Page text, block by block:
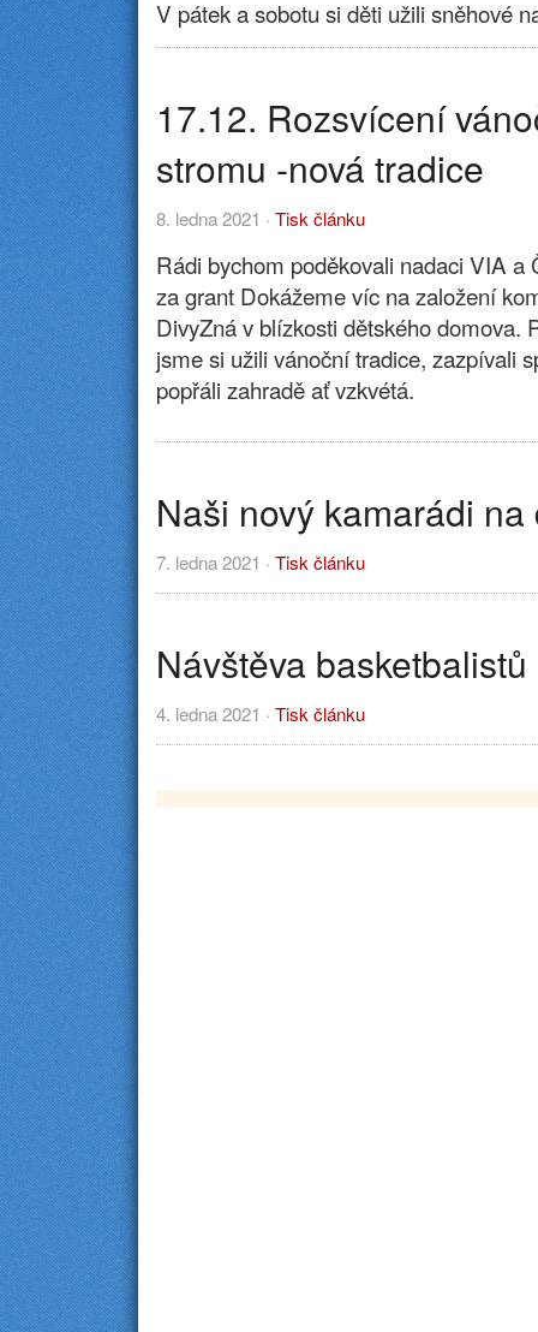
V pátek a sobotu si děti užili sněhové
17.12. Rozsvícení
stromu -nová tradice
8. ledna 2021 · Tisk článku
Rádi bychom poděkovali nadaci VIA a
za grant Dokážeme víc na založení
DivyZná v blízkosti dětského domova.
jsme si užili vánoční tradice, zazpívali
popřáli zahradě ať vzkvétá.
Naši nový kamarádi
7. ledna 2021 · Tisk článku
Návštěva basketbalistů
4. ledna 2021 · Tisk článku